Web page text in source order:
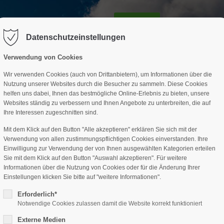
"offcanvas-col2" existiert leider
Der Eintrag "offcanvas-col3"
nicht.
Datenschutzeinstellungen
Verwendung von Cookies
Wir verwenden Cookies (auch von Drittanbietern), um Informationen über die
Nutzung unserer Websites durch die Besucher zu sammeln. Diese Cookies
helfen uns dabei, Ihnen das bestmögliche Online-Erlebnis zu bieten, unsere
Websites ständig zu verbessern und Ihnen Angebote zu unterbreiten, die auf
Ihre Interessen zugeschnitten sind.
Mit dem Klick auf den Button "Alle akzeptieren" erklären Sie sich mit der
Verwendung von allen zustimmungspflichtigen Cookies einverstanden. Ihre
Einwilligung zur Verwendung der von Ihnen ausgewählten Kategorien erteilen
Sie mit dem Klick auf den Button "Auswahl akzeptieren". Für weitere
Informationen über die Nutzung von Cookies oder für die Änderung Ihrer
Einstellungen klicken Sie bitte auf "weitere Informationen".
Erforderlich*
Notwendige Cookies zulassen damit die Website korrekt funktioniert
Externe Medien